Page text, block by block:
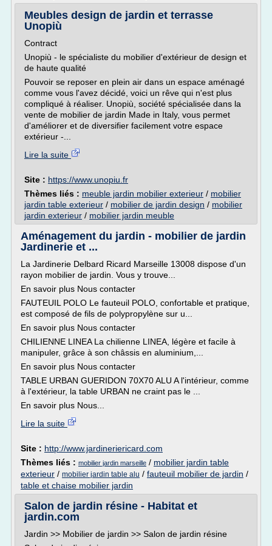
Meubles design de jardin et terrasse
Unopiù
Contract
Unopiù - le spécialiste du mobilier d'extérieur de design et
de haute qualité
Pouvoir se reposer en plein air dans un espace aménagé
comme vous l'avez décidé, voici un rêve qui n'est plus
compliqué à réaliser. Unopiù, société spécialisée dans la
vente de mobilier de jardin Made in Italy, vous permet
d'améliorer et de diversifier facilement votre espace
extérieur -...
Lire la suite
Site : https://www.unopiu.fr
Thèmes liés : meuble jardin mobilier exterieur / mobilier
jardin table exterieur / mobilier de jardin design / mobilier
jardin exterieur / mobilier jardin meuble
Aménagement du jardin - mobilier de jardin
Jardinerie et ...
La Jardinerie Delbard Ricard Marseille 13008 dispose d'un
rayon mobilier de jardin. Vous y trouve...
En savoir plus Nous contacter
FAUTEUIL POLO Le fauteuil POLO, confortable et pratique,
est composé de fils de polypropylène sur u...
En savoir plus Nous contacter
CHILIENNE LINEA La chilienne LINEA, légère et facile à
manipuler, grâce à son châssis en aluminium,...
En savoir plus Nous contacter
TABLE URBAN GUERIDON 70X70 ALU A l'intérieur, comme
à l'extérieur, la table URBAN ne craint pas le ...
En savoir plus Nous...
Lire la suite
Site : http://www.jardineriericard.com
Thèmes liés : mobilier jardin marseille / mobilier jardin table
exterieur / mobilier jardin table alu / fauteuil mobilier de jardin /
table et chaise mobilier jardin
Salon de jardin résine - Habitat et
jardin.com
Jardin >> Mobilier de jardin >> Salon de jardin résine